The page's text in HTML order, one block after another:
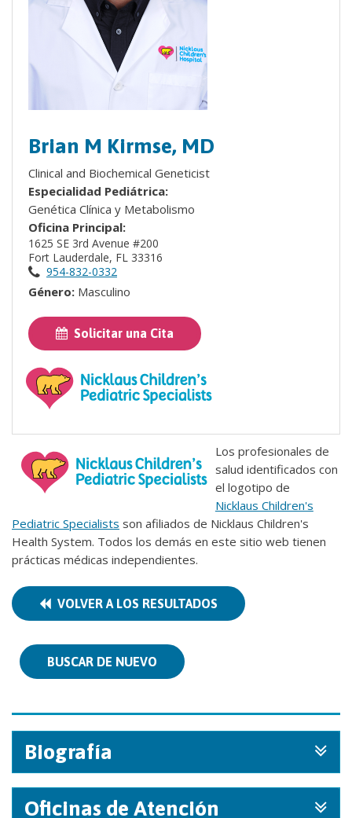
Brian M Kirmse, MD
Clinical and Biochemical Geneticist
Especialidad Pediátrica:
Genética Clínica y Metabolismo
Oficina Principal:
1625 SE 3rd Avenue #200
Fort Lauderdale, FL 33316
954-832-0332
Género: Masculino
Solicitar una Cita
Los profesionales de
salud identificados con
el logotipo de
Nicklaus Children's
Pediatric Specialists son afiliados de Nicklaus Children's
Health System. Todos los demás en este sitio web tienen
prácticas médicas independientes.
VOLVER A LOS RESULTADOS
BUSCAR DE NUEVO
Biografía
Oficinas de Atención